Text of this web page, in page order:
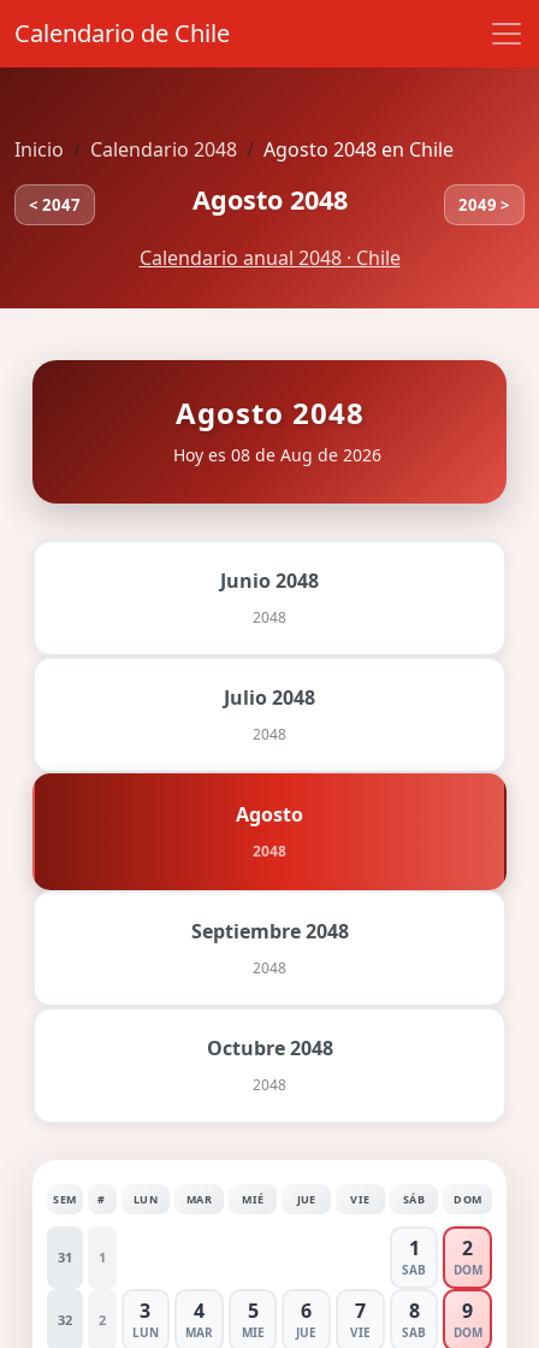
Calendario de Chile
Inicio Calendario 2048 Agosto 2048 en Chile
< 2047 Agosto 2048 2049 >
Calendario anual 2048 · Chile
Agosto 2048
Hoy es 08 de Aug de 2026
Junio 2048
2048
Julio 2048
2048
Agosto
2048
Septiembre 2048
2048
Octubre 2048
2048
SEM # LUN MAR MIÉ JUE VIE SÁB DOM
31 1 1
SAB
2
DOM
32 2 3
LUN
4
MAR
5
MIE
6
JUE
7
VIE
8
SAB
9
DOM